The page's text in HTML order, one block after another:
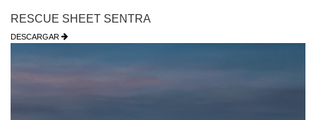
RESCUE SHEET SENTRA
DESCARGAR